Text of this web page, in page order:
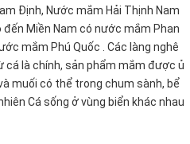
Định, Nước mắm Hải Thịnh Nam
đến Miền Nam có nước mắm Phan
mắm Phú Quốc . Các làng nghê
cá là chính, sản phẩm mắm được ủ
muối có thể trong chum sành, bể
Cá sống ở vùng biển khác nhau